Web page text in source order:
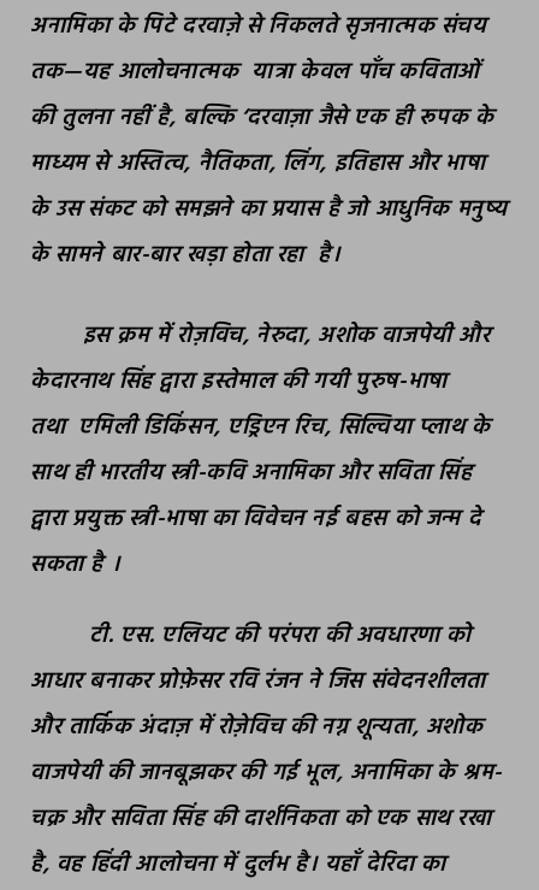
अनामिका के पिटे दरवाज़े से निकलते सृजनात्मक संचय
तक—यह आलोचनात्मक यात्रा केवल पाँच कविताओं
की तुलना नहीं है, बल्कि‘दरवाज़ा जैसे एक ही रूपक के
माध्यम से अस्तित्व, नैतिकता, लिंग, इतिहास और भाषा
के उस संकट को समझने का प्रयास है जो आधुनिक मनुष्य
के सामने बार-बार खड़ा होता रहा है।
इस क्रम में रोज़विच, नेरुदा, अशोक वाजपेयी और
केदारनाथ सिंह द्वारा इस्तेमाल की गयी पुरुष-भाषा
तथा एमिली डिकिंसन, एड्रिएन रिच, सिल्विया प्लाथ के
साथ ही भारतीय स्त्री-कवि अनामिका और सविता सिंह
द्वारा प्रयुक्त स्त्री-भाषा का विवेचन नई बहस को जन्म दे
सकता है ।
टी. एस. एलियट की परंपरा की अवधारणा को
आधार बनाकरप्रोफ़ेसर रवि रंजन ने जिस संवेदनशीलता
और तार्किक अंदाज़ में रोज़ेविच की नग्न शून्यता, अशोक
वाजपेयी की जानबूझकर की गई भूल, अनामिका के श्रम-
चक्र और सविता सिंह की दार्शनिकता को एक साथ रखा
है, वह हिंदी आलोचना में दुर्लभ है। यहाँ देरिदा का